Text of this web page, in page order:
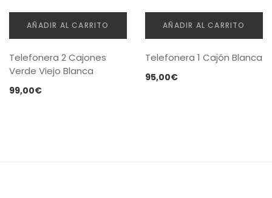
se
elegir
precios:
desde
299,00€
hasta
AÑADIR AL CARRITO
Telefonera 2 Cajones
Verde Viejo Blanca
99,00€
AÑADIR AL CARRITO
Telefonera 1 Cajón Blanca
95,00€